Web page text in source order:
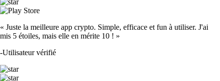
« Juste la meilleure app crypto. Simple, efficace et fun à utiliser. J'ai
mis 5 étoiles, mais elle en mérite 10 ! »
-Utilisateur vérifié